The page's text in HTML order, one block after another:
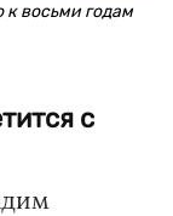
к восьми годам
с